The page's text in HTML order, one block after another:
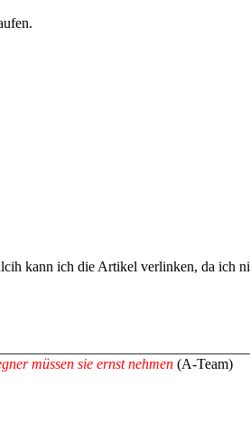
kann ich die Artikel verlinken, da ich
müssen sie ernst nehmen (A-Team)